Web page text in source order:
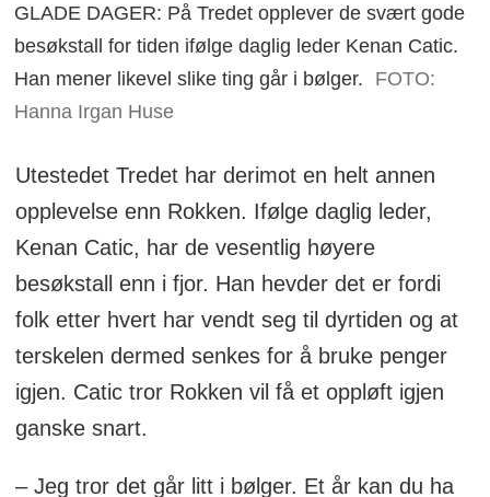
GLADE DAGER: På Tredet opplever de svært gode
besøkstall for tiden ifølge daglig leder Kenan Catic.
Han mener likevel slike ting går i bølger.
FOTO:
Hanna Irgan Huse
Utestedet Tredet har derimot en helt annen
opplevelse enn Rokken. Ifølge daglig leder,
Kenan Catic, har de vesentlig høyere
besøkstall enn i fjor. Han hevder det er fordi
folk etter hvert har vendt seg til dyrtiden og at
terskelen dermed senkes for å bruke penger
igjen. Catic tror Rokken vil få et oppløft igjen
ganske snart.
– Jeg tror det går litt i bølger. Et år kan du ha